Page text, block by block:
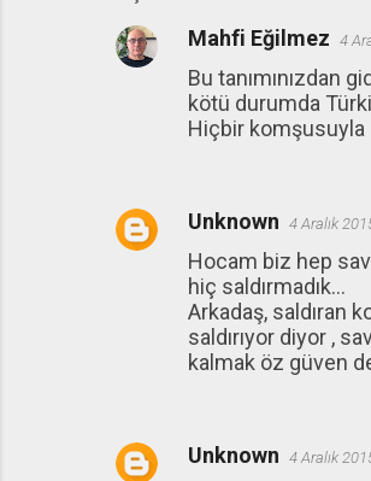
Mahfi Eğilmez 4
Bu tanımınızdan
kötü durumda
Hiçbir komşusuyla
Unknown 4 Aralık
Hocam biz hep
hiç saldırmadık...
Arkadaş, saldıran
saldırıyor diyor ,
kalmak öz güven
Unknown 4 Aralık